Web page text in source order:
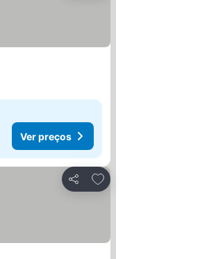
Ver preços
Partilhar
Adicionar aos favoritos